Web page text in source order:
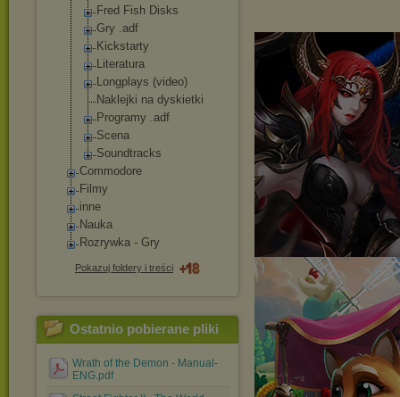
Fred Fish Disks
Gry .adf
Kickstarty
Literatura
Longplays (video)
Naklejki na dyskietki
Programy .adf
Scena
Soundtracks
Commodore
Filmy
inne
Nauka
Rozrywka - Gry
Pokazuj foldery i treści
Ostatnio pobierane pliki
Wrath of the Demon - Manual-
ENG.pdf